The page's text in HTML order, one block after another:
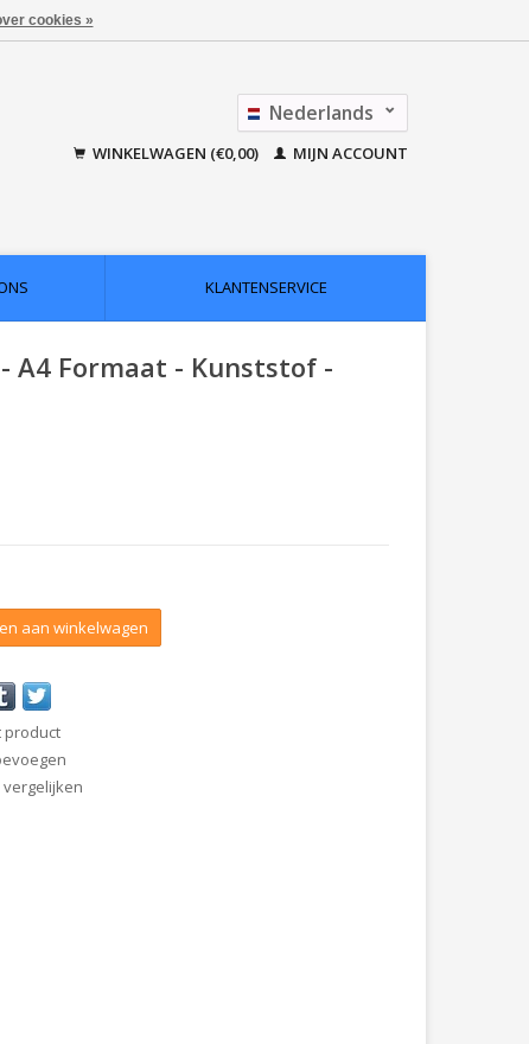
Nederlands
Français
WINKELWAGEN (€0,00) MIJN ACCOUNT
KLANTENSERVICE
A4 Formaat - Kunststof -
aan winkelwagen
product
cookies »